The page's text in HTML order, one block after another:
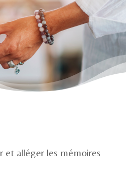
et alléger les mémoires